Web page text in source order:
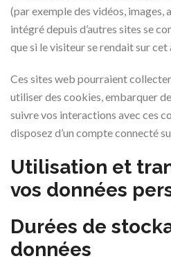
(par exemple des vidéos, images,
intégré depuis d’autres sites se
que si le visiteur se rendait sur cet
Ces sites web pourraient
utiliser des cookies, embarquer
suivre vos interactions avec ces
disposez d’un compte connecté
Utilisation et
vos données
Durées de
données